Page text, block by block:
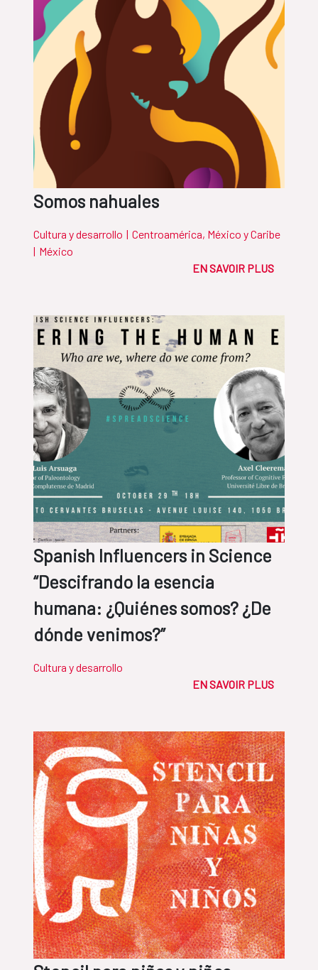
Somos nahuales
Cultura y desarrollo | Centroamérica, México y Caribe
| México
EN SAVOIR PLUS
Spanish Influencers in Science
“Descifrando la esencia
humana: ¿Quiénes somos? ¿De
dónde venimos?”
Cultura y desarrollo
EN SAVOIR PLUS